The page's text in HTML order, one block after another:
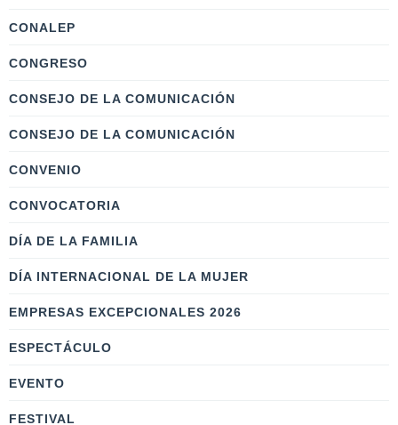
CONALEP
CONGRESO
CONSEJO DE LA COMUNICACIÓN
CONSEJO DE LA COMUNICACIÓN
CONVENIO
CONVOCATORIA
DÍA DE LA FAMILIA
DÍA INTERNACIONAL DE LA MUJER
EMPRESAS EXCEPCIONALES 2026
ESPECTÁCULO
EVENTO
FESTIVAL